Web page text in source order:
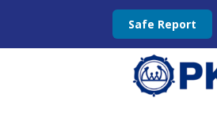
Safe Report